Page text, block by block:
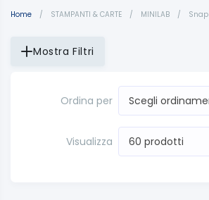
Home / STAMPANTI & CARTE / MINILAB /
Mostra Filtri
Ordina per Scegli
Visualizza 60 prodotti